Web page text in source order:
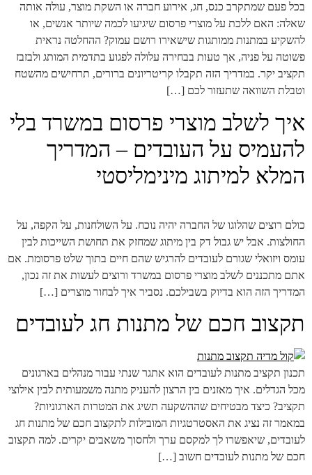
בכל פעם שמתקרב כנס, חג, אירוע חברה או השקת מוצר, עולה אותה
שאלה: האם ללכת על מוצרי פרסום שיגיעו לכמה שיותר אנשים, או
להשקיע במתנות ממותגות שישאירו רושם עמוק? ההחלטה נראית
פשוטה על פניה, אך טעות בבחירה עלולה לפגוע בתדמית המותג ולבזבז
תקציב יקר. במדריך הזה תקבלו קריטריונים ברורים, תרחישים מהשטח
וטבלת השוואה שתעזור לכם […]
איך לשלב מוצרי פרסום במשרד בלי
להעמיס על העובדים – המדריך
המלא למיתוג מינימליסטי
כולם רוצים שהלוגו של החברה יהיה נוכח. על השולחנות, על הקפה, על
החולצות. אבל יש גבול דק בין מיתוג שמחזק את תחושת השייכות לבין
עומס ויזואלי שגורם לעובדים להרגיש שהם חיים בתוך שלט פרסומת. אם
אתם מתכננים לשלב מוצרי פרסום במשרד ורוצים לעשות את זה נכון,
המדריך הזה הוא בדיוק בשבילכם. נסביר איך לבחור מוצרים […]
תקצוב חכם של מתנות חג לעובדים
תכנון תקציב מתנות לעובדים הוא אתגר שנתי עבור מנהלים בארגונים
מכל הגדלים. איך מאזנים בין הרצון להעניק מתנה משמעותית לבין אילוצי
תקציב? כיצד מבטיחים שההשקעה תשיג את המטרות הארגוניות?
במאמר זה נציג את האסטרטגיות המובילות לתקצוב חכם של מתנות חג
לעובדים, שיאפשרו לך למקסם ערך ולחסוך משאבים יקרים. למה תקצוב
חכם של מתנות לעובדים חשוב […]